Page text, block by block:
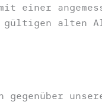
einer
gültigen alten